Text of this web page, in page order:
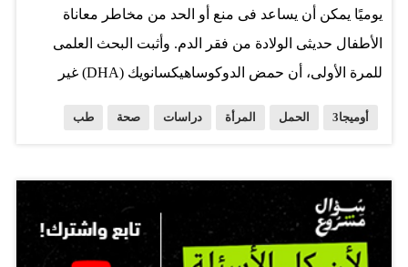
يوميًا يمكن أن يساعد فى منع أو الحد من مخاطر معاناة
الأطفال حديثى الولادة من فقر الدم. وأثبت البحث العلمى
للمرة الأولى، أن حمض الدوكوساهيكسانويك (DHA) غير
تناول أوميجا 3 أثناء الحمل لا تعد ولا تحصى حيث أكدت
الأبحاث أنها تقلل فرص وجود العيوب الخلقية فى الأجنة كما
أنها تساعد على تعزيز نمو المخ للجنين. وأضاف الباحثون أن
أوميجا3 الحمل المرأة دراسات صحة طب